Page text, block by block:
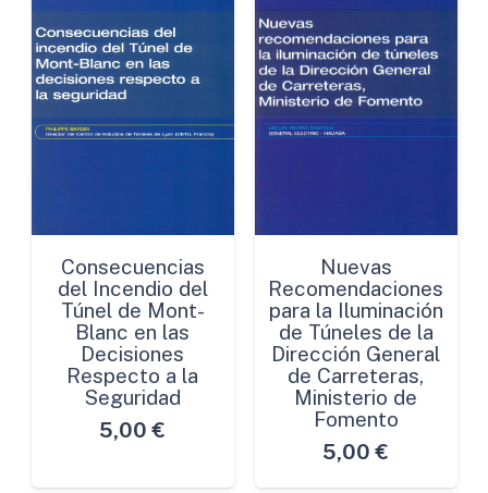
Consecuencias
del Incendio del
Túnel de Mont-
Blanc en las
Decisiones
Respecto a la
Seguridad
5,00 €
Nuevas
Recomendaciones
para la Iluminación
de Túneles de la
Dirección General
de Carreteras,
Ministerio de
Fomento
5,00 €